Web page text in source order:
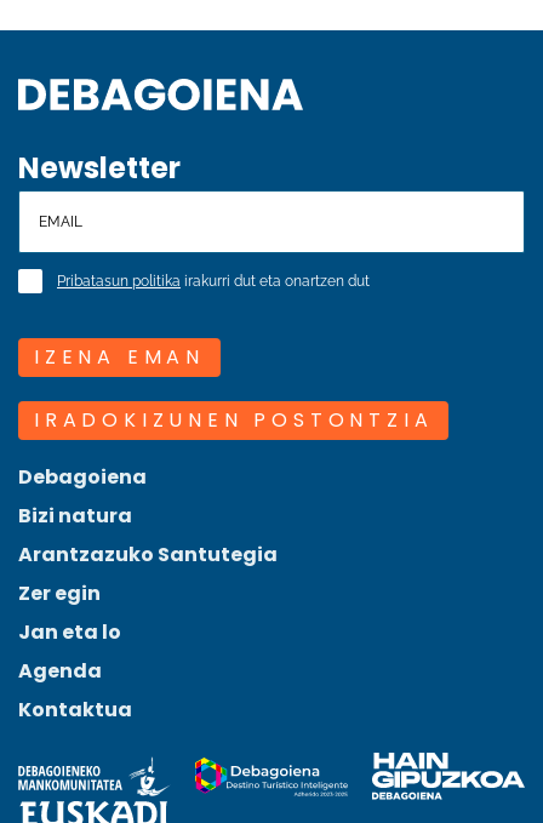
Newsletter
Pribatasun politika irakurri dut eta onartzen dut
IZENA EMAN
IRADOKIZUNEN POSTONTZIA
Debagoiena
Bizi natura
Arantzazuko Santutegia
Zer egin
Jan eta lo
Agenda
Kontaktua